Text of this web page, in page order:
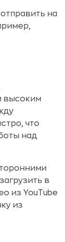
на
высоким
что
над
в
из YouTube
из